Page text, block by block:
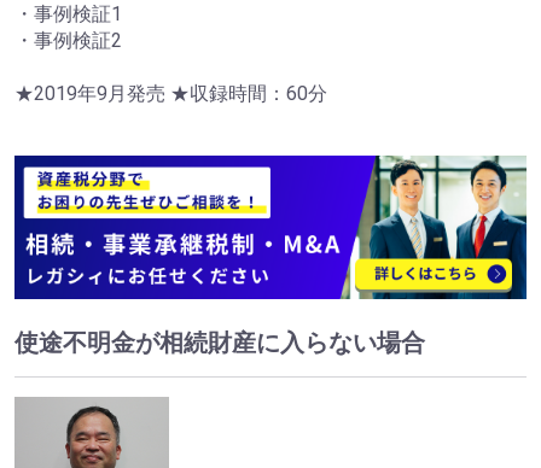
・事例検証1
・事例検証2
★2019年9月発売 ★収録時間：60分
使途不明金が相続財産に入らない場合